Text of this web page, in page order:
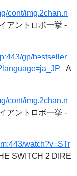
cont/img.2chan.n
アントロボ一挙 -
gp/bestseller
A
cont/img.2chan.n
アントロボ一挙 -
watch?v=STr
SWITCH 2 DIRE